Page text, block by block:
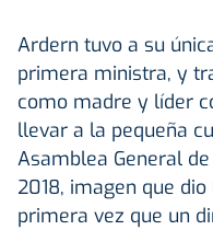
Ardern tuvo a su
primera ministra, y
como madre y líder
llevar a la pequeña
Asamblea General
2018, imagen que
primera vez que un